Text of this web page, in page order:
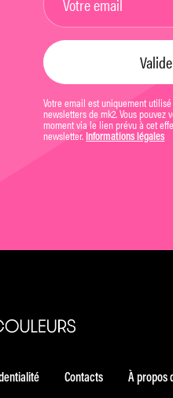
Votre email est uniquement
newsletters de mk2. Vous pouvez
moment via le lien prévu à cet
newsletter. Informations légales
Contacts À propos